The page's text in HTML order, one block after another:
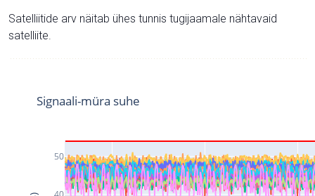
Satelliitide arv näitab ühes tunnis tugijaamale nähtavaid
satelliite.
50
Signaali-müra suhe